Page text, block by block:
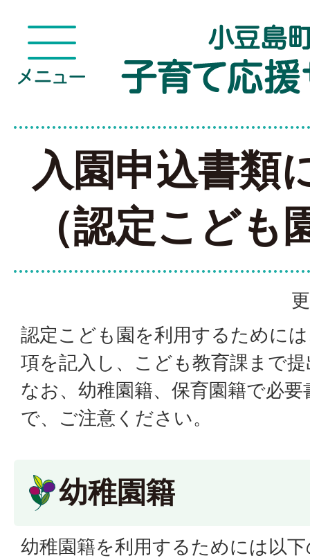
入園申込書類
（認定こども
認定こども園を利用するために
項を記入し、こども教育課まで
なお、幼稚園籍、保育園籍で必
で、ご注意ください。
幼稚園籍
幼稚園籍を利用するためには以